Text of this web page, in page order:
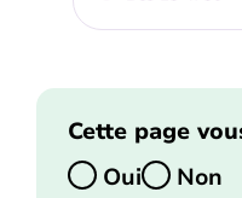
Cette page
Oui
Non